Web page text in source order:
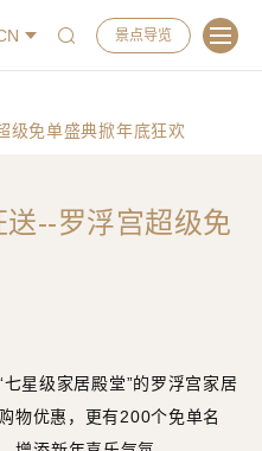
景点导览
级免单盛典掀年底狂欢
--罗浮宫超级免
级家居殿堂”的罗浮宫家居
物优惠，更有200个免单名